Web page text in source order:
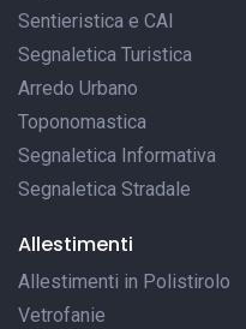
Sentieristica e CAI
Segnaletica Turistica
Arredo Urbano
Toponomastica
Segnaletica Informativa
Segnaletica Stradale
Allestimenti
Allestimenti in Polistirolo
Vetrofanie